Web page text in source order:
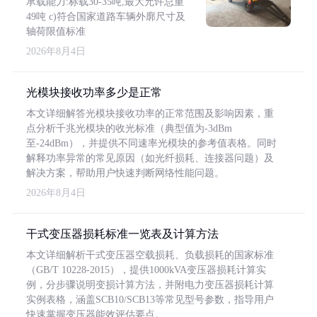
49吨 c)符合国家道路车辆外廓尺寸及
轴荷限值标准
2026年8月4日
光模块接收功率多少是正常
本文详细解答光模块接收功率的正常范围及影响因素，重
点分析千兆光模块的收光标准（典型值为-3dBm
至-24dBm），并提供不同速率光模块的参考值表格。同时
解释功率异常的常见原因（如光纤损耗、连接器问题）及
解决方案，帮助用户快速判断网络性能问题。
2026年8月4日
干式变压器损耗标准一览表及计算方法
本文详细解析干式变压器空载损耗、负载损耗的国家标准
（GB/T 10228-2015），提供1000kVA变压器损耗计算实
例，分步骤说明变损计算方法，并附电力变压器损耗计算
实例表格，涵盖SCB10/SCB13等常见型号参数，指导用户
快速掌握变压器能效评估要点。